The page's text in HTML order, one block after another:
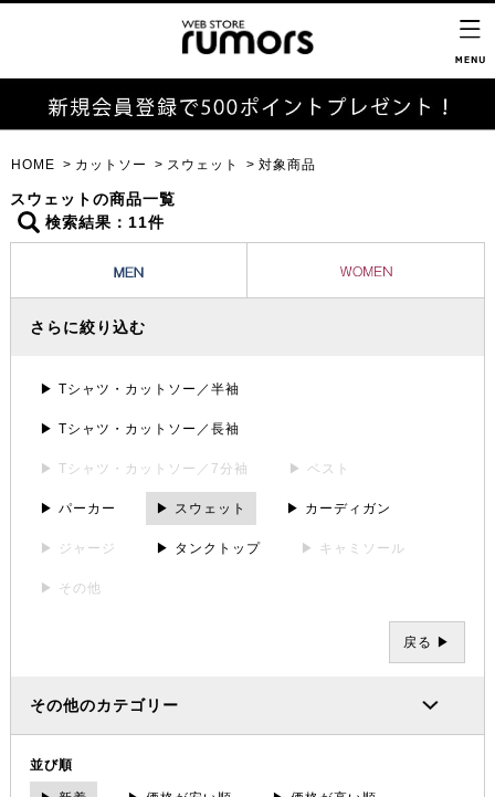
HOME カットソー スウェット 対象商品
スウェットの商品一覧
検索結果：11件
さらに絞り込む
▶ Tシャツ・カットソー／半袖
▶ Tシャツ・カットソー／長袖
▶ Tシャツ・カットソー／7分袖 ▶ ベスト
▶ パーカー ▶ スウェット ▶ カーディガン
▶ ジャージ ▶ タンクトップ ▶ キャミソール
▶ その他
戻る ▶
その他のカテゴリー
並び順